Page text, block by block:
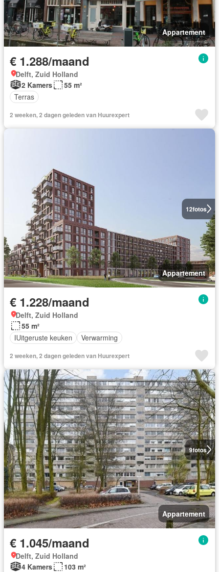
Appartement
€ 1.288/maand
Delft, Zuid Holland
2 Kamers
55 m²
Terras
2 weeken, 2 dagen geleden van Huurexpert
12fotos
Appartement
€ 1.228/maand
Delft, Zuid Holland
55 m²
IUitgeruste keuken
Verwarming
2 weeken, 2 dagen geleden van Huurexpert
9fotos
Appartement
€ 1.045/maand
Delft, Zuid Holland
4 Kamers
103 m²